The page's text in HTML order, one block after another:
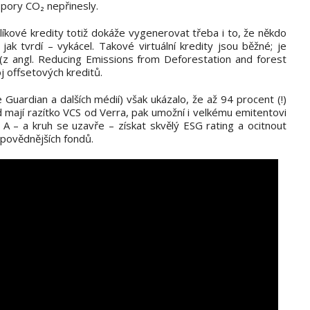
CO₂ nepřinesly.
kredity totiž dokáže vygenerovat třeba i to, že někdo
tvrdí – vykácel. Takové virtuální kredity jsou běžné; je
(z angl. Reducing Emissions from Deforestation and forest
offsetových kreditů.
a dalších médií) však ukázalo, že až 94 procent (!)
razítko VCS od Verra, pak umožní i velkému emitentovi
– a kruh se uzavře – získat skvělý ESG rating a ocitnout
fondů.